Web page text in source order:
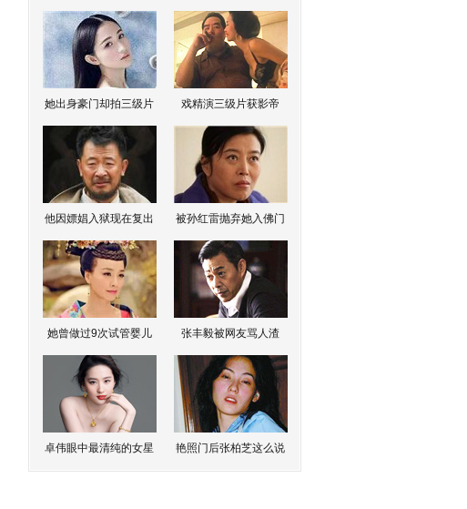
她出身豪门却拍三级片 戏精演三级片获影帝
他因嫖娼入狱现在复出 被孙红雷抛弃她入佛门
她曾做过9次试管婴儿 张丰毅被网友骂人渣
卓伟眼中最清纯的女星 艳照门后张柏芝这么说